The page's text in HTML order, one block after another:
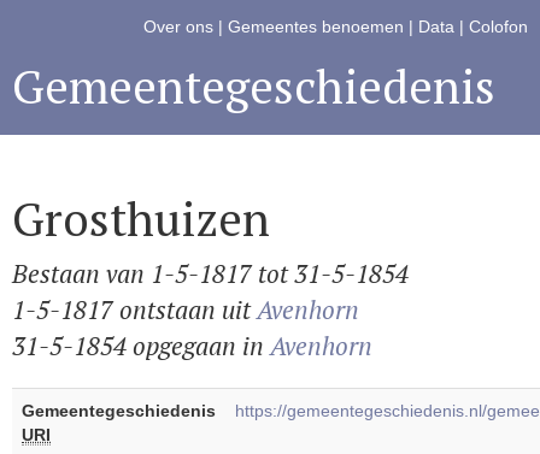
Over ons | Gemeentes benoemen | Data | Colofon
Gemeentegeschiedenis
Grosthuizen
Bestaan van 1-5-1817 tot 31-5-1854
1-5-1817 ontstaan uitAvenhorn
31-5-1854 opgegaan inAvenhorn
Gemeentegeschiedenis
URI
https://gemeentegeschiedenis.nl/